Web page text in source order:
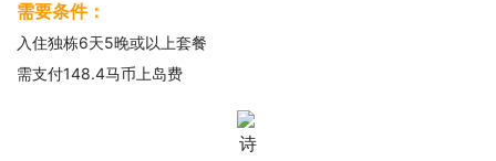
需要条件：
入住独栋6天5晚或以上套餐
需支付148.4马币上岛费